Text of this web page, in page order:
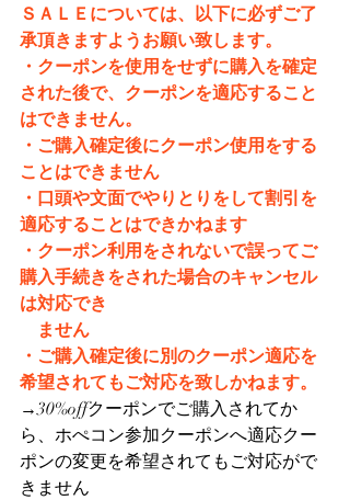
ＳＡＬＥについては、以下に必ずご了
承頂きますようお願い致します。
・クーポンを使用をせずに購入を確定
された後で、クーポンを適応すること
はできません。
・ご購入確定後にクーポン使用をする
ことはできません
・口頭や文面でやりとりをして割引を
適応することはできかねます
・クーポン利用をされないで誤ってご
購入手続きをされた場合のキャンセル
は対応でき
ません
・ご購入確定後に別のクーポン適応を
希望されてもご対応を致しかねます。
→30%offクーポンでご購入されてか
ら、ホぺコン参加クーポンへ適応クー
ポンの変更を希望されてもご対応がで
きません